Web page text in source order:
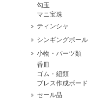
勾玉
マニ宝珠
ティンシャ
シンギングボール
小物・パーツ類
香皿
ゴム・紐類
ブレス作成ボード
セール品